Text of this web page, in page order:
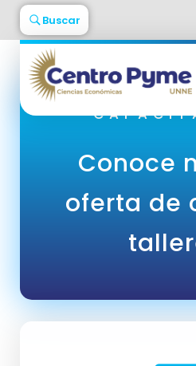
Buscar
Centro Pyme
Curso:
Impresión 3D
VER MÁS
Conoce
oferta de